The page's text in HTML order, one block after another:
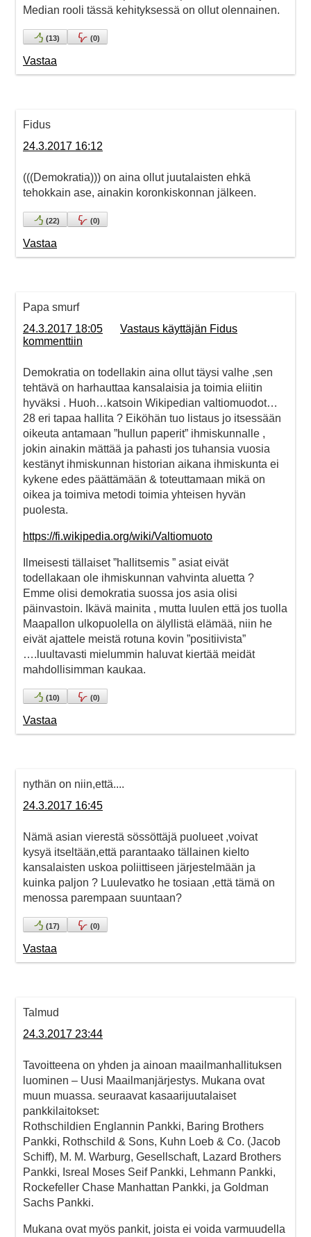
Median rooli tässä kehityksessä on ollut olennainen.
(13) (0)
Vastaa
Fidus
24.3.2017 16:12
(((Demokratia))) on aina ollut juutalaisten ehkä
tehokkain ase, ainakin koronkiskonnan jälkeen.
(22) (0)
Vastaa
Papa smurf
24.3.2017 18:05
Vastaus käyttäjän Fidus
kommenttiin
Demokratia on todellakin aina ollut täysi valhe ,sen
tehtävä on harhauttaa kansalaisia ja toimia eliitin
hyväksi . Huoh…katsoin Wikipedian valtiomuodot…
28 eri tapaa hallita ? Eiköhän tuo listaus jo itsessään
oikeuta antamaan ”hullun paperit” ihmiskunnalle ,
jokin ainakin mättää ja pahasti jos tuhansia vuosia
kestänyt ihmiskunnan historian aikana ihmiskunta ei
kykene edes päättämään & toteuttamaan mikä on
oikea ja toimiva metodi toimia yhteisen hyvän
puolesta.
https://fi.wikipedia.org/wiki/Valtiomuoto
Ilmeisesti tällaiset ”hallitsemis ” asiat eivät
todellakaan ole ihmiskunnan vahvinta aluetta ?
Emme olisi demokratia suossa jos asia olisi
päinvastoin. Ikävä mainita , mutta luulen että jos tuolla
Maapallon ulkopuolella on älyllistä elämää, niin he
eivät ajattele meistä rotuna kovin ”positiivista”
….luultavasti mielummin haluvat kiertää meidät
mahdollisimman kaukaa.
(10) (0)
Vastaa
nythän on niin,että....
24.3.2017 16:45
Nämä asian vierestä sössöttäjä puolueet ,voivat
kysyä itseltään,että parantaako tällainen kielto
kansalaisten uskoa poliittiseen järjestelmään ja
kuinka paljon ? Luulevatko he tosiaan ,että tämä on
menossa parempaan suuntaan?
(17) (0)
Vastaa
Talmud
24.3.2017 23:44
Tavoitteena on yhden ja ainoan maailmanhallituksen
luominen – Uusi Maailmanjärjestys. Mukana ovat
muun muassa. seuraavat kasaarijuutalaiset
pankkilaitokset:
Rothschildien Englannin Pankki, Baring Brothers
Pankki, Rothschild & Sons, Kuhn Loeb & Co. (Jacob
Schiff), M. M. Warburg, Gesellschaft, Lazard Brothers
Pankki, Isreal Moses Seif Pankki, Lehmann Pankki,
Rockefeller Chase Manhattan Pankki, ja Goldman
Sachs Pankki.
Mukana ovat myös pankit, joista ei voida varmuudella